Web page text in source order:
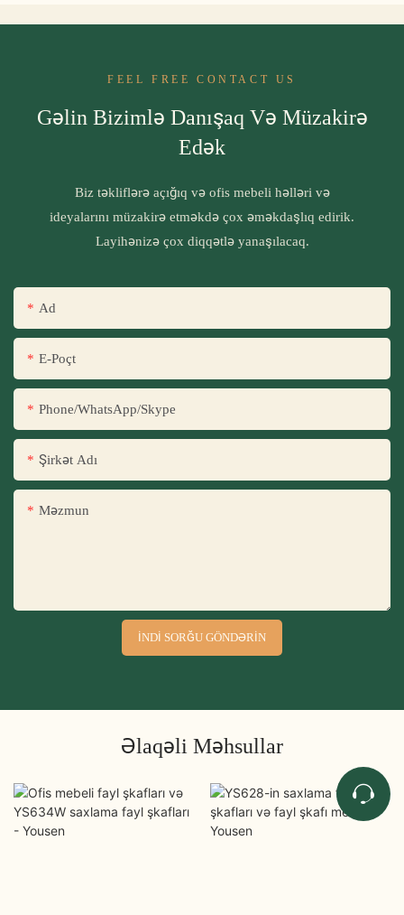
FEEL FREE CONTACT US
Gəlin Bizimlə Danışaq Və Müzakirə
Edək
Biz təkliflərə açığıq və ofis mebeli həlləri və
ideyalarını müzakirə etməkdə çox əməkdaşlıq edirik.
Layihənizə çox diqqətlə yanaşılacaq.
Ad
E-Poçt
Phone/WhatsApp/Skype
Şirkət Adı
Məzmun
İNDI SORĞU GÖNDƏRIN
Əlaqəli Məhsullar